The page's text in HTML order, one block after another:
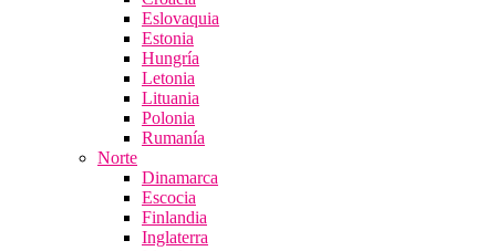
Eslovaquia
Estonia
Hungría
Letonia
Lituania
Polonia
Rumanía
Norte
Dinamarca
Escocia
Finlandia
Inglaterra